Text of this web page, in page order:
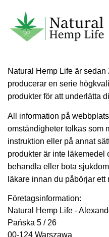
Natural Hemp Life är
producerar en serie
produkter för att underlätta
All information på
omständigheter tolkas som
instruktion eller på annat
produkter är inte läkemedel
behandla eller bota
läkare innan du påbörjar ett
Företagsinformation:
Natural Hemp Life -
Pańska 5 / 26
00-124 Warszawa